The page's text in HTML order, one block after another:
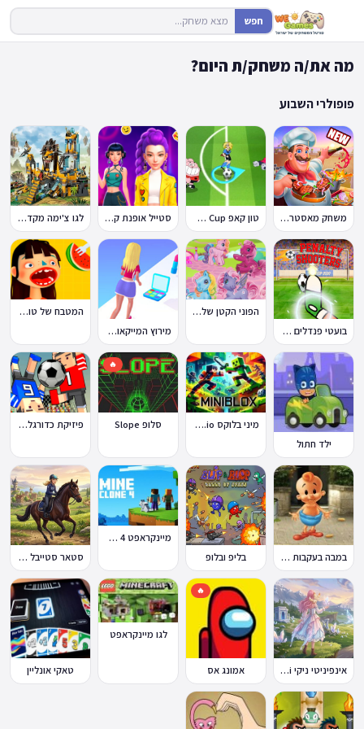
חפש
מה את/ה משחק/ת היום?
פופולרי השבוע
משחק מאסטר שף טון קאפ Toon Cup סטייל אופנת קיי-פופ לגו צ'ימה מקדש האריות
בועטי פנדלים Penalty Shooters
הפוני הקטן שלי: מסיבה בכפר
מירוץ המייקאובר Makeover Run
המטבח של טוקה בוקה
ילד חתול
מיני בלוקס Miniblox.io
🔥
סלופ Slope פיזיקת כדורגל Soccer Physics
במבה בעקבות החטיף החטוף 2 בליפ ובלופ
מיינקראפט 4 קלון
סטאר סטייבל Star Stable Online
אינפיניטי ניקי Infinity Nikki
🔥
אמונג אס
לגו מיינקראפט
טאקי אונליין